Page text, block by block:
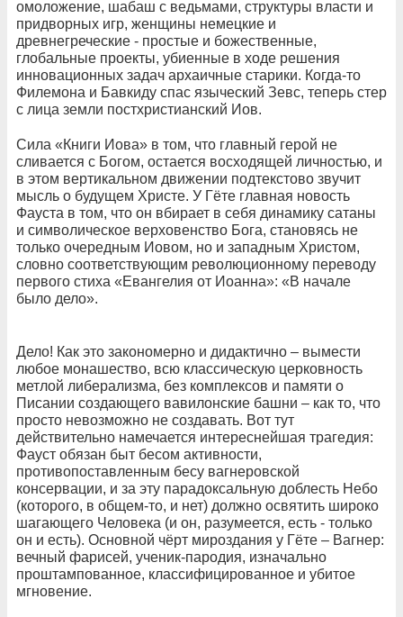
омоложение, шабаш с ведьмами, структуры власти и
придворных игр, женщины немецкие и
древнегреческие - простые и божественные,
глобальные проекты, убиенные в ходе решения
инновационных задач архаичные старики. Когда-то
Филемона и Бавкиду спас языческий Зевс, теперь стер
с лица земли постхристианский Иов.
Сила «Книги Иова» в том, что главный герой не
сливается с Богом, остается восходящей личностью, и
в этом вертикальном движении подтекстово звучит
мысль о будущем Христе. У Гёте главная новость
Фауста в том, что он вбирает в себя динамику сатаны
и символическое верховенство Бога, становясь не
только очередным Иовом, но и западным Христом,
словно соответствующим революционному переводу
первого стиха «Евангелия от Иоанна»: «В начале
было дело».
Дело! Как это закономерно и дидактично – вымести
любое монашество, всю классическую церковность
метлой либерализма, без комплексов и памяти о
Писании создающего вавилонские башни – как то, что
просто невозможно не создавать. Вот тут
действительно намечается интереснейшая трагедия:
Фауст обязан быт бесом активности,
противопоставленным бесу вагнеровской
консервации, и за эту парадоксальную доблесть Небо
(которого, в общем-то, и нет) должно освятить широко
шагающего Человека (и он, разумеется, есть - только
он и есть). Основной чёрт мироздания у Гёте – Вагнер:
вечный фарисей, ученик-пародия, изначально
проштампованное, классифицированное и убитое
мгновение.